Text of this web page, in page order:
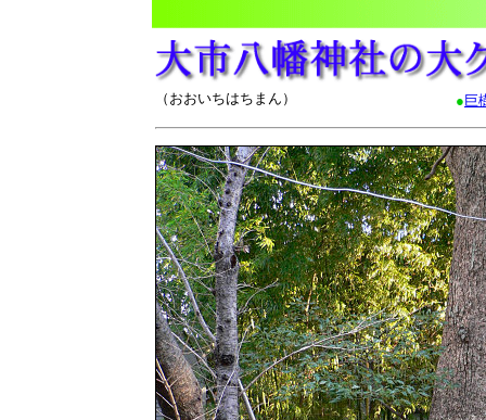
（おおいちはちまん） ● 巨